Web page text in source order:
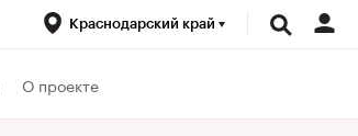
Краснодарский край
О проекте